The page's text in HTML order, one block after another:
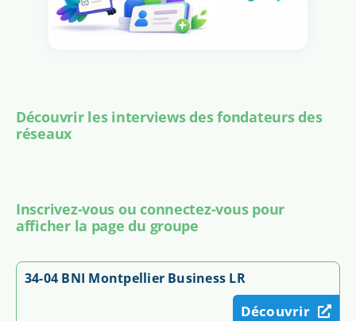
Découvrir les interviews des fondateurs des
réseaux
Inscrivez-vous ou connectez-vous pour
afficher la page du groupe
34-04 BNI Montpellier Business LR
Découvrir